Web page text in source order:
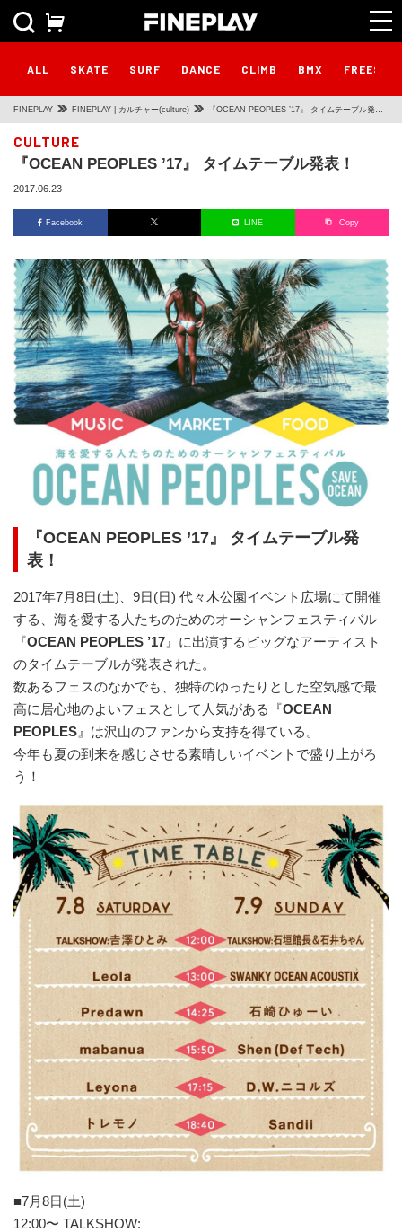
ALL SKATE SURF DANCE CLIMB BMX
FINEPLAY FINEPLAY | カルチャー(culture) 『OCEAN PEOPLES ’17』 タイムテーブル発
CULTURE
『OCEAN PEOPLES ’17』 タイムテーブル発表！
2017.06.23
Facebook LINE Copy
『OCEAN PEOPLES ’17』 タイムテーブル発
表！
2017年7月8日(土)、9日(日) 代々木公園イベント広場にて開催
する、海を愛する人たちのためのオーシャンフェスティバル
『OCEAN PEOPLES ’17 』に出演するビッグなアーティスト
のタイムテーブルが発表された。
数あるフェスのなかでも、独特のゆったりとした空気感で最
高に居心地のよいフェスとして人気がある『OCEAN
PEOPLES 』は沢山のファンから支持を得ている。
今年も夏の到来を感じさせる素晴しいイベントで盛り上がろ
う！
■7月8日(土)
12:00〜 TALKSHOW: